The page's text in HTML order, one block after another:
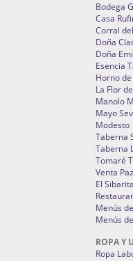
Bodega
Casa
Corral
Doña
Doña
Esencia
Horno
La Flor
Manolo
Mayo
Modesto
Taberna
Taberna
Tomaré
Venta
El
Menús
Menús
ROPA Y
Ropa